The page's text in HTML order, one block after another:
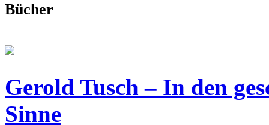
Bücher
Gerold Tusch – In den
Sinne